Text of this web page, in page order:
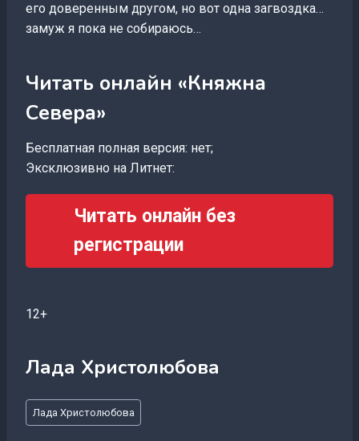
его доверенным другом, но вот одна загвоздка…
замуж я пока не собираюсь…
Читать онлайн «Княжна
Севера»
Бесплатная полная версия: нет;
Эксклюзивно на Литнет:
Читать онлайн без
регистрации
12+
Лада Христолюбова
Метки
записи:
Лада Христолюбова